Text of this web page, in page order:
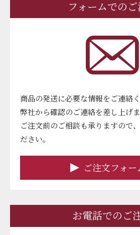
フォームでの
商品の発送に必要な情報をご連絡
弊社から確認のご連絡を差し上げま
ご注文前のご相談も承りますので
ださい。
ご注文フォー
お電話でのご